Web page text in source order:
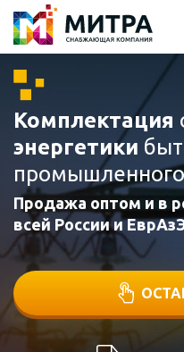
Комплектация
энергетики
Продажа оптом и в
всей России и